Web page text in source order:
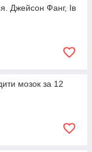
Джейсон Фанг, Ів
мозок за 12